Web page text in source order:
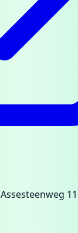
Assesteenweg